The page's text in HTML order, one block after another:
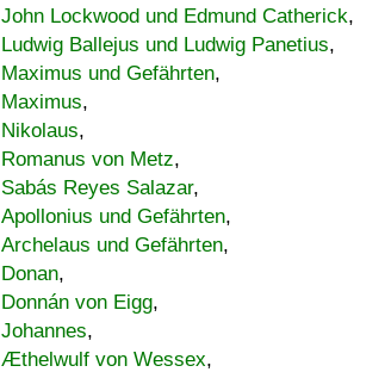
John Lockwood und Edmund Catherick,
Ludwig Ballejus und Ludwig Panetius,
Maximus und Gefährten,
Maximus,
Nikolaus,
Romanus von Metz,
Sabás Reyes Salazar,
Apollonius und Gefährten,
Archelaus und Gefährten,
Donan,
Donnán von Eigg,
Johannes,
Æthelwulf von Wessex,